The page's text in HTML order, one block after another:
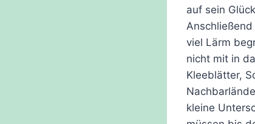
auf sein
viel Lärm
nicht mit in
Kleeblätter,
kleine